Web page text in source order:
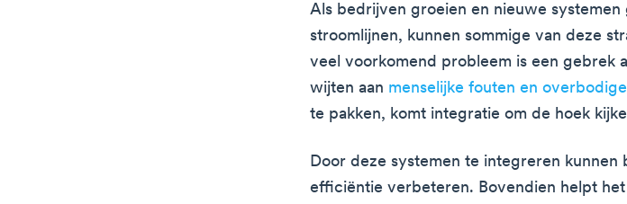
Als bedrijven groeien en nieuwe
stroomlijnen, kunnen sommige van deze
veel voorkomend probleem is een gebrek
wijten aan menselijke fouten en
te pakken, komt integratie om de hoek
Door deze systemen te integreren
efficiëntie verbeteren. Bovendien helpt